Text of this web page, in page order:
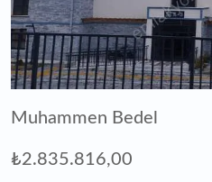
Muhammen Bedel
₺2.835.816,00